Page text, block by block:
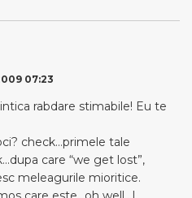
07:23
rabdare stimabile! Eu te
check…primele tale
care “we get lost”,
meleagurile mioritice.